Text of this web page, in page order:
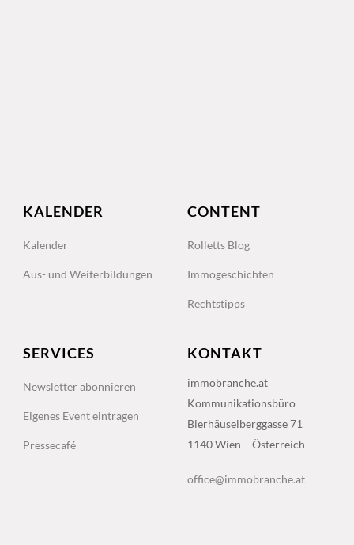
KALENDER
Kalender
Aus- und Weiterbildungen
CONTENT
Rolletts Blog
Immogeschichten
Rechtstipps
SERVICES
Newsletter abonnieren
Eigenes Event eintragen
Pressecafé
KONTAKT
immobranche.at
Kommunikationsbüro
Bierhäuselberggasse 71
1140 Wien – Österreich
office@immobranche.at